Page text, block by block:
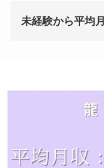
未経験から平均